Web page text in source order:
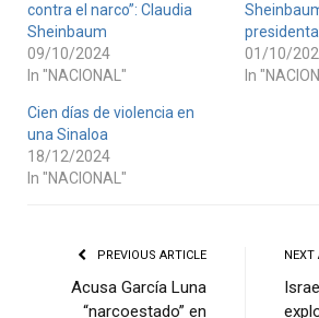
contra el narco”: Claudia
Sheinbaum
09/10/2024
In "NACIONAL"
01/10/
In
Cien días de violencia en
una Sinaloa
18/12/2024
In "NACIONAL"
PREVIOUS ARTICLE
Acusa García Luna
“narcoestado” en
NEXT